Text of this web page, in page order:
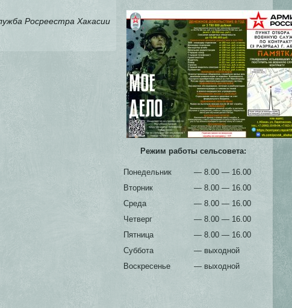
Росреестра Хакасии
Режим работы сельсовета:
Понедельник
— 8.00 — 16.00
Вторник
— 8.00 — 16.00
Среда
— 8.00 — 16.00
Четверг
— 8.00 — 16.00
Пятница
— 8.00 — 16.00
Суббота
— выходной
Воскресенье
— выходной